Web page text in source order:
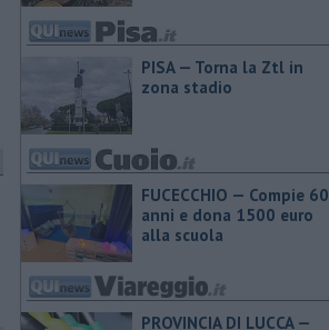
PISA — Torna la Ztl in
zona stadio
FUCECCHIO — Compie 60
anni e dona 1500 euro
alla scuola
PROVINCIA DI LUCCA — ​